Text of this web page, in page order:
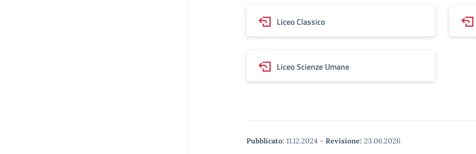
Liceo Classico
Liceo Scienze Umane
Pubblicato: 11.12.2024 - Revisione: 23.06.2026